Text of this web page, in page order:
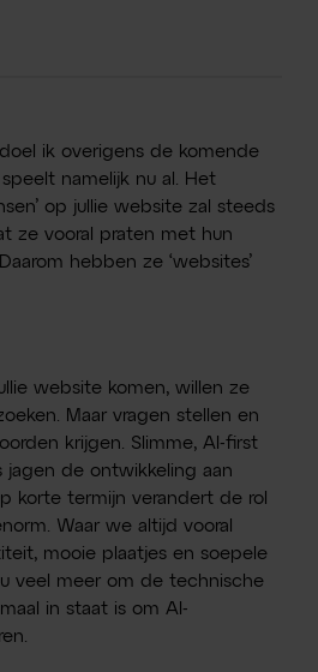
ik overigens de komende
namelijk nu al. Het
op jullie website zal steeds
ze vooral praten met hun
hebben ze ‘websites’
website komen, willen ze
Maar vragen stellen en
krijgen. Slimme, AI-first
jagen de ontwikkeling aan
korte termijn verandert de rol
Waar we altijd vooral
mooie plaatjes en soepele
veel meer om de technische
in staat is om AI-